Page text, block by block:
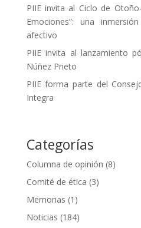
PIIE invita al Ciclo de
Emociones”: una
afectivo
PIIE invita al lanzamiento
Núñez Prieto
PIIE forma parte del
Integra
Categorías
Columna de opinión (8)
Comité de ética (3)
Memorias (1)
Noticias (184)